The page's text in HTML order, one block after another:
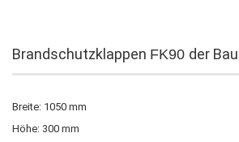
Brandschutzklappen FK90 der
Breite: 1050 mm
Höhe: 300 mm